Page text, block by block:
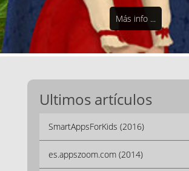
Más info ...
Ultimos artículos
SmartAppsForKids (2016)
es.appszoom.com (2014)